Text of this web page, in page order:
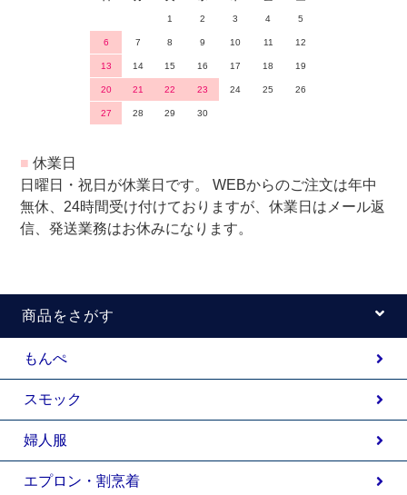
1 2 3 4 5
6 7 8 9 10 11 12
13 14 15 16 17 18 19
20 21 22 23 24 25 26
27 28 29 30
■ 休業日
日曜日・祝日が休業日です。 WEBからのご注文は年中
無休、24時間受け付けておりますが、休業日はメール返
信、発送業務はお休みになります。
商品をさがす
もんぺ
スモック
婦人服
エプロン・割烹着